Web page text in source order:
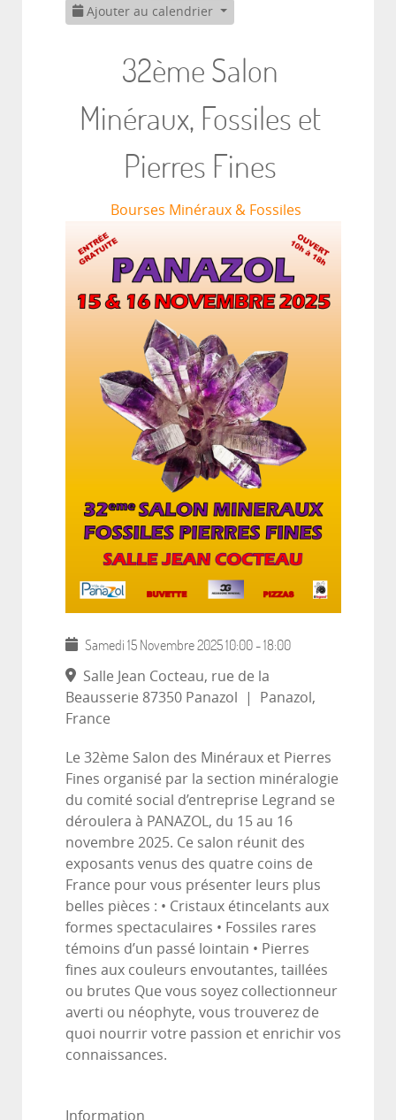
Ajouter au calendrier
32ème Salon
Minéraux, Fossiles et
Pierres Fines
Bourses Minéraux & Fossiles
Samedi 15 Novembre 202510:00 -18:00
Salle Jean Cocteau, rue de la
Beausserie 87350 Panazol
|
Panazol,
France
Le 32ème Salon des Minéraux et Pierres
Fines organisé par la section minéralogie
du comité social d’entreprise Legrand se
déroulera à PANAZOL, du 15 au 16
novembre 2025. Ce salon réunit des
exposants venus des quatre coins de
France pour vous présenter leurs plus
belles pièces : • Cristaux étincelants aux
formes spectaculaires • Fossiles rares
témoins d’un passé lointain • Pierres
fines aux couleurs envoutantes, taillées
ou brutes Que vous soyez collectionneur
averti ou néophyte, vous trouverez de
quoi nourrir votre passion et enrichir vos
connaissances.
Information